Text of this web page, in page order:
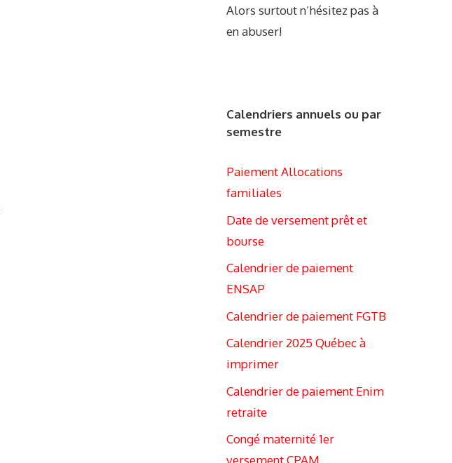
Alors surtout n’hésitez pas à
en abuser!
Calendriers annuels ou par
semestre
Paiement Allocations
familiales
Date de versement prêt et
bourse
Calendrier de paiement
ENSAP
Calendrier de paiement FGTB
Calendrier 2025 Québec à
imprimer
Calendrier de paiement Enim
retraite
Congé maternité 1er
versement CPAM